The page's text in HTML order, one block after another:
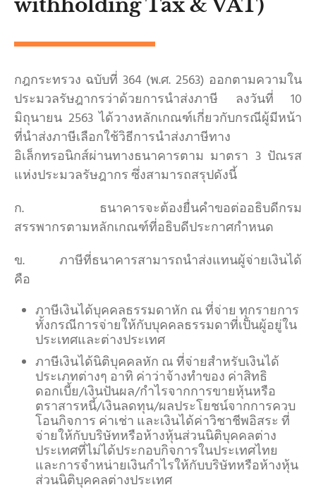
withholding Tax & VAT)
กฎกระทรวง ฉบับที่ 364 (พ.ศ. 2563) ออกตามความใน
ประมวลรัษฎากรว่าด้วยการนำส่งภาษี ลงวันที่ 10
มิถุนายน 2563 ได้วางหลักเกณฑ์เกี่ยวกับกรณีผู้มีหน้า
ที่นำส่งภาษีเลือกใช้วิธีการนำส่งภาษีทาง
อิเล็กทรอนิกส์ผ่านทางธนาคารตาม มาตรา 3 ปัณรส
แห่งประมวลรัษฎากร ซึ่งสามารถสรุปดังนี้
ก. ธนาคารจะต้องยื่นคำขอต่ออธิบดีกรม
สรรพากรตามหลักเกณฑ์ที่อธิบดีประกาศกำหนด
ข. ภาษีที่ธนาคารสามารถนำส่งแทนผู้จ่ายเงินได้
คือ
ภาษีเงินได้บุคคลธรรมดาหัก ณ ที่จ่าย ทุกรายการ
ทั้งกรณีการจ่ายให้กับบุคคลธรรมดาที่เป็นผู้อยู่ใน
ประเทศและต่างประเทศ
ภาษีเงินได้นิติบุคคลหัก ณ ที่จ่ายสำหรับเงินได้
ประเภทต่างๆ อาทิ ค่าว่าจ้างทำของ ค่าสิทธิ
ดอกเบี้ย/เงินปันผล/กำไรจากการขายหุ้นหรือ
ตราสารหนี้/เงินลดทุน/ผลประโยชน์จากการควบ
โอนกิจการ ค่าเช่า และเงินได้ค่าวิชาชีพอิสระ ที่
จ่ายให้กับบริษัทหรือห้างหุ้นส่วนนิติบุคคลต่าง
ประเทศที่ไม่ได้ประกอบกิจการในประเทศไทย
และการจำหน่ายเงินกำไรให้กับบริษัทหรือห้างหุ้น
ส่วนนิติบุคคลต่างประเทศ